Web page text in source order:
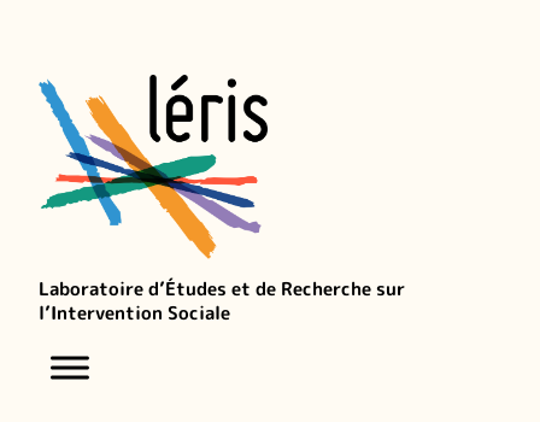
Laboratoire d’Études et de Recherche sur
l’Intervention Sociale